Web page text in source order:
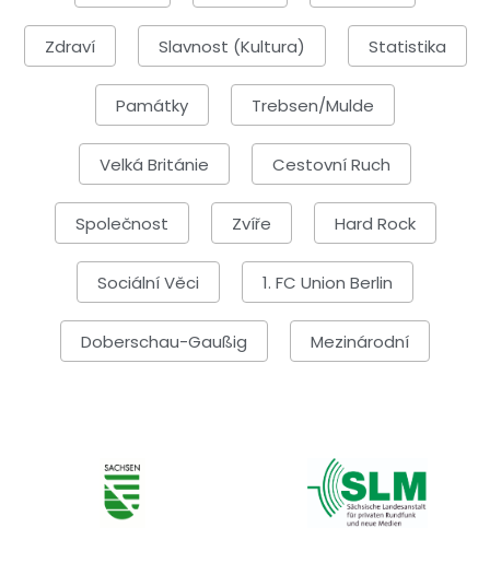
Zdraví Slavnost (kultura) Statistika
Památky Trebsen/Mulde
Velká Británie Cestovní Ruch
Společnost Zvíře Hard Rock
Sociální Věci 1. FC Union Berlin
Doberschau-Gaußig Mezinárodní